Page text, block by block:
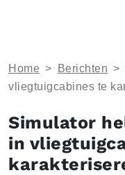
Home > Berichten >
vliegtuigcabines te
Simulator
in